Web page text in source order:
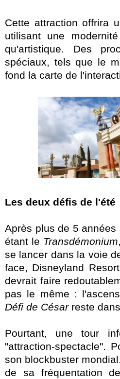
Cette attraction offrira
utilisant une
qu'artistique. Des
spéciaux, tels que le
fond la carte de
Les deux défis de l'été
Après plus de 5
étant le Transdémonium
se lancer dans la voie
face, Disneyland
devrait faire
pas le même :
Défi de Césarreste
Pourtant, une tour
"attraction-spectacle".
son blockbuster
de sa fréquentation